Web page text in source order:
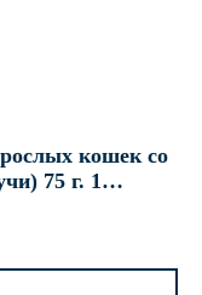
кошек со
75 г. 1